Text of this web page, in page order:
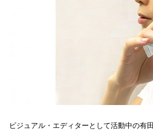
ビジュアル・エディターとして活動中の有